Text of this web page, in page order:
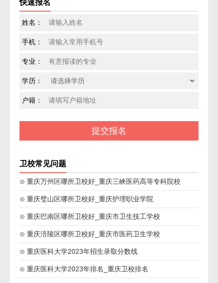
快速报名
姓名：
手机：
专业：
学历：
户籍：
卫校常见问题
⊙ 重庆万州区哪所卫校好_重庆三峡医药高等专科院校
⊙ 重庆璧山区哪所卫校好_重庆护理职业学院
⊙ 重庆巴南区哪所卫校好_重庆市卫生技工学校
⊙ 重庆涪陵区哪所卫校好_重庆市医药卫生学校
⊙ 重庆医科大学2023年招生录取分数线
⊙ 重庆医科大学2023年排名_重庆卫校排名